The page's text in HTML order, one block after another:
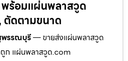
ร้อมแผ่นพลาสวูด
ตัดตามขนาด
พรรณบุรี— ขายส่งแผ่นพลาสวูด
ก แผ่นพลาสวูด.com